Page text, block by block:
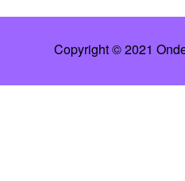
Copyright © 2021